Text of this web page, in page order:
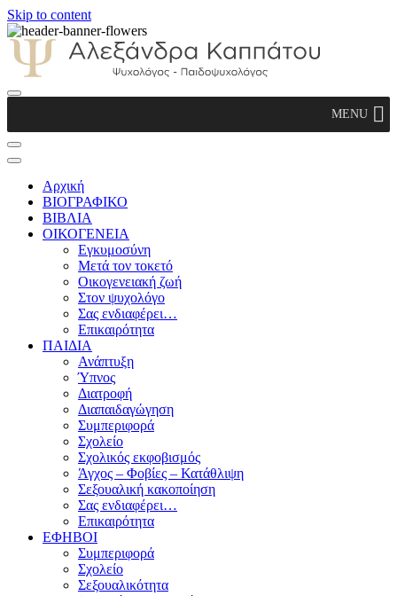
Skip to content
Παιδοψυχολόγος
MENU
Αρχική
ΒΙΟΓΡΑΦΙΚΟ
ΒΙΒΛΙΑ
ΟΙΚΟΓΕΝΕΙΑ
Εγκυμοσύνη
Μετά τον τοκετό
Οικογενειακή ζωή
Στον ψυχολόγο
Σας ενδιαφέρει…
Επικαιρότητα
ΠΑΙΔΙΑ
Ανάπτυξη
Ύπνος
Διατροφή
Διαπαιδαγώγηση
Συμπεριφορά
Σχολείο
Σχολικός εκφοβισμός
Άγχος – Φοβίες – Κατάθλιψη
Σεξουαλική κακοποίηση
Σας ενδιαφέρει…
Επικαιρότητα
ΕΦΗΒΟΙ
Συμπεριφορά
Σχολείο
Σεξουαλικότητα